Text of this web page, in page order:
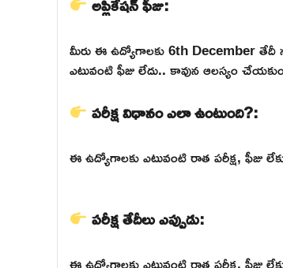
మీరు ఈ ఉద్యోగాలకు 6th December తేదీ
ఎటువంటి ఫీజు లేదు.. కావున ఆలస్యం
పరీక్ష విధానం ఎలా ఉంటుంది?:
ఈ ఉద్యోగాలకు ఎటువంటి రాత పరీక్ష, ఫీజు
పరీక్ష తేదీలు ఎప్పుడు: